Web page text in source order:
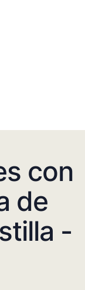
con
de
-